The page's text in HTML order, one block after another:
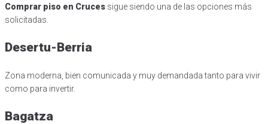
Comprar piso en Cruces sigue siendo una de las opciones más
solicitadas.
Desertu-Berria
Zona moderna, bien comunicada y muy demandada tanto para vivir
como para invertir.
Bagatza